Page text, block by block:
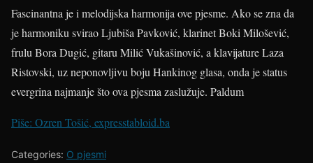
Fascinantna je i melodijska harmonija ove pjesme. Ako se zna da
je harmoniku svirao Ljubiša Pavković, klarinet Boki Milošević,
frulu Bora Dugić, gitaru Milić Vukašinović, a klavijature Laza
Ristovski, uz neponovljivu boju Hankinog glasa, onda je status
evergrina najmanje što ova pjesma zaslužuje. Paldum
Piše: Ozren Tošić, expresstabloid.ba
Categories: O pjesmi